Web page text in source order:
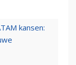
kansen: